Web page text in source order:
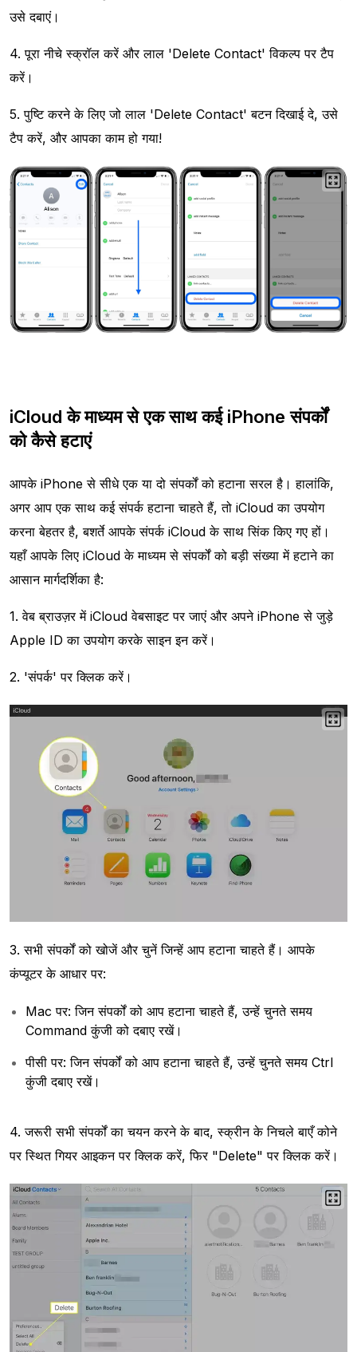
उसे दबाएं।
4. पूरा नीचे स्क्रॉल करें और लाल 'Delete Contact' विकल्प पर टैप
करें।
5. पुष्टि करने के लिए जो लाल 'Delete Contact' बटन दिखाई दे, उसे
टैप करें, और आपका काम हो गया!
iCloud के माध्यम से एक साथ कई iPhone संपर्कों
को कैसे हटाएं
आपके iPhone से सीधे एक या दो संपर्कों को हटाना सरल है। हालांकि,
अगर आप एक साथ कई संपर्क हटाना चाहते हैं, तो iCloud का उपयोग
करना बेहतर है, बशर्ते आपके संपर्क iCloud के साथ सिंक किए गए हों।
यहाँ आपके लिए iCloud के माध्यम से संपर्कों को बड़ी संख्या में हटाने का
आसान मार्गदर्शिका है:
1. वेब ब्राउज़र में iCloud वेबसाइट पर जाएं और अपने iPhone से जुड़े
Apple ID का उपयोग करके साइन इन करें।
2. 'संपर्क' पर क्लिक करें।
3. सभी संपर्कों को खोजें और चुनें जिन्हें आप हटाना चाहते हैं। आपके
कंप्यूटर के आधार पर:
Mac पर: जिन संपर्कों को आप हटाना चाहते हैं, उन्हें चुनते समय
Command कुंजी को दबाए रखें।
पीसी पर: जिन संपर्कों को आप हटाना चाहते हैं, उन्हें चुनते समय Ctrl
कुंजी दबाए रखें।
4. जरूरी सभी संपर्कों का चयन करने के बाद, स्क्रीन के निचले बाएँ कोने
पर स्थित गियर आइकन पर क्लिक करें, फिर "Delete" पर क्लिक करें।